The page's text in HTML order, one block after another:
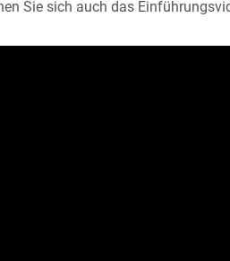
Sie sich auch das